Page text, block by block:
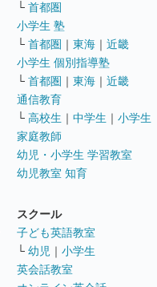
└ 首都圏
小学生 塾
└ 首都圏 ｜ 東海 ｜ 近畿
小学生 個別指導塾
└ 首都圏 ｜ 東海 ｜ 近畿
通信教育
└ 高校生 ｜ 中学生 ｜ 小学生
家庭教師
幼児・小学生 学習教室
幼児教室 知育
スクール
子ども英語教室
└ 幼児 ｜ 小学生
英会話教室